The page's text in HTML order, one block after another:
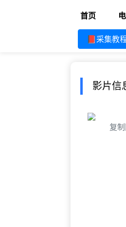
首页
📕采集教
影片信
复